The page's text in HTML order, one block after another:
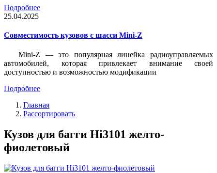
Подробнее
25.04.2025
Совместимость кузовов с шасси Mini-Z
Mini-Z — это популярная линейка радиоуправляемых
автомобилей, которая привлекает внимание своей
доступностью и возможностью модификации
Подробнее
Главная
Рассортировать
Кузов для багги Hi3101 желто-
фиолетовый